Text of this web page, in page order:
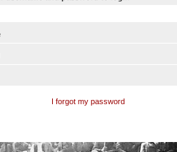
I forgot my password